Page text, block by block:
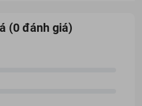
(0 đánh giá)